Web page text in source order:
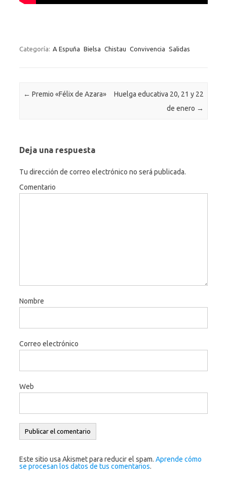
Categoría: A Espuña Bielsa Chistau Convivencia Salidas
Navegación de entradas
← Premio «Félix de Azara»
Huelga educativa 20, 21 y 22
de enero →
Deja una respuesta
Tu dirección de correo electrónico no será publicada.
Comentario
Nombre
Correo electrónico
Web
Este sitio usa Akismet para reducir el spam. Aprende cómo
se procesan los datos de tus comentarios.